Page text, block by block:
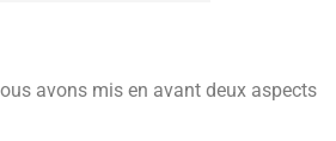
avons mis en avant deux aspects